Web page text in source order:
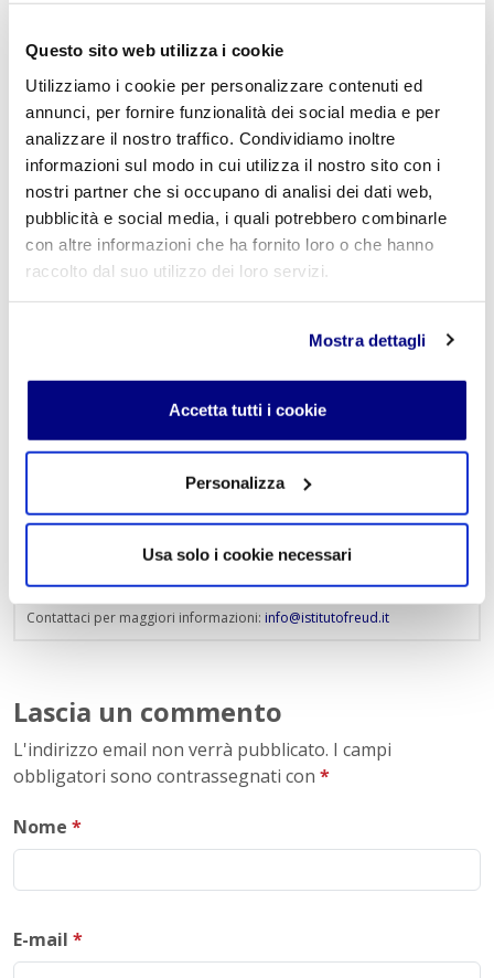
Questo sito web utilizza i cookie
Utilizziamo i cookie per personalizzare contenuti ed
annunci, per fornire funzionalità dei social media e per
analizzare il nostro traffico. Condividiamo inoltre
informazioni sul modo in cui utilizza il nostro sito con i
nostri partner che si occupano di analisi dei dati web,
pubblicità e social media, i quali potrebbero combinarle
con altre informazioni che ha fornito loro o che hanno
raccolto dal suo utilizzo dei loro servizi.
Mostra dettagli
Accetta tutti i cookie
Personalizza
Usa solo i cookie necessari
dell’omonimo gruppo siderurgico, "questa iniziativa
‘interattiva’ traduce con piena coerenza quanto
Leonardo da Vinci, nella sua geniale opera, ha
dimostrato, e cioè che la scienza in realtà non fa che
compiere un costante movimento verso la progressiva
conquista della conoscenza di ciò che in natura esiste
già".Istituto Privato Freud
Istituto Paritario S. Freud – Scuola Privata Milano – Scuola
paritaria: Istituto Tecnico Informatico, Istituto Tecnico
Turismo, Liceo delle Scienze Umane e Liceo Scientifico
Via Accademia, 26/29 Milano – Viale Fulvio Testi, 7 Milano – Tel.
Scuola Superiore Paritaria Milano-Scuola Privata Informatica
Scuola Privata Turismo Milano-Liceo delle Scienze Umane
Contattaci per maggiori informazioni: info@istitutofreud.it
Lascia un commento
L'indirizzo email non verrà pubblicato. I campi
obbligatori sono contrassegnati con *
Nome *
E-mail *